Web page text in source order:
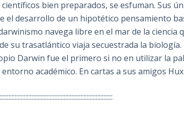
bien preparados, se esfuman. Sus
el desarrollo de un hipotético pensamiento
navega libre en el mar de la ciencia
su trasatlántico viaja secuestrada la
Darwin fue el primero si no en utilizar la
académico. En cartas a sus amigos